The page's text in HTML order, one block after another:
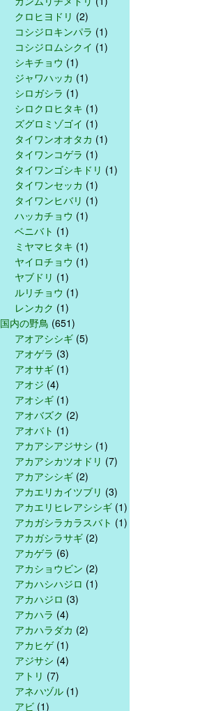
クロヒヨドリ (2)
コシジロキンパラ (1)
コシジロムシクイ (1)
シキチョウ (1)
ジャワハッカ (1)
シロガシラ (1)
シロクロヒタキ (1)
ズグロミゾゴイ (1)
タイワンオオタカ (1)
タイワンコゲラ (1)
タイワンゴシキドリ (1)
タイワンセッカ (1)
タイワンヒバリ (1)
ハッカチョウ (1)
ベニバト (1)
ミヤマヒタキ (1)
ヤイロチョウ (1)
ヤブドリ (1)
ルリチョウ (1)
レンカク (1)
国内の野鳥 (651)
アオアシシギ (5)
アオゲラ (3)
アオサギ (1)
アオジ (4)
アオシギ (1)
アオバズク (2)
アオバト (1)
アカアシアジサシ (1)
アカアシカツオドリ (7)
アカアシシギ (2)
アカエリカイツブリ (3)
アカエリヒレアシシギ (1)
アカガシラカラスバト (1)
アカガシラサギ (2)
アカゲラ (6)
アカショウビン (2)
アカハシハジロ (1)
アカハジロ (3)
アカハラ (4)
アカハラダカ (2)
アカヒゲ(1)
アジサシ (4)
アトリ (7)
アネハヅル (1)
アビ (1)